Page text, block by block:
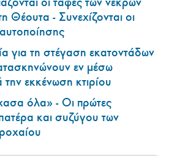
Θέουτα - Συνεχίζονται οι
για τη στέγαση εκατοντάδων
εν μέσω
εκκένωση κτιρίου
όλα» - Οι πρώτες
και συζύγου των